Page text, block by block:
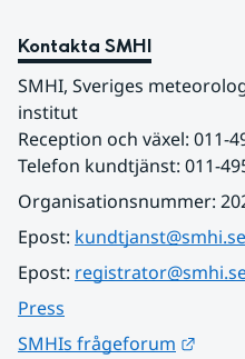
Kontakta SMHI
SMHI, Sveriges
institut
Reception och växel: 011-
Telefon kundtjänst: 011-
Organisationsnummer:
Epost: kundtjanst@smhi.se
Epost:
Press
SMHIs frågeforum